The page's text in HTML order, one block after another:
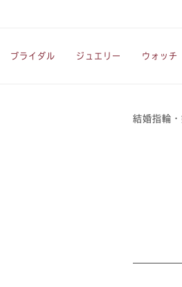
ブライダル ジュエリー ウォッチ
結婚指輪